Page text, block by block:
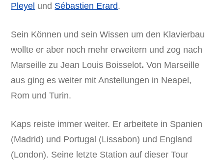
Pleyel und Sébastien Erard.
Sein Können und sein Wissen um den Klavierbau
wollte er aber noch mehr erweitern und zog nach
Marseille zu Jean Louis Boisselot. Von Marseille
aus ging es weiter mit Anstellungen in Neapel,
Rom und Turin.
Kaps reiste immer weiter. Er arbeitete in Spanien
(Madrid) und Portugal (Lissabon) und England
(London). Seine letzte Station auf dieser Tour